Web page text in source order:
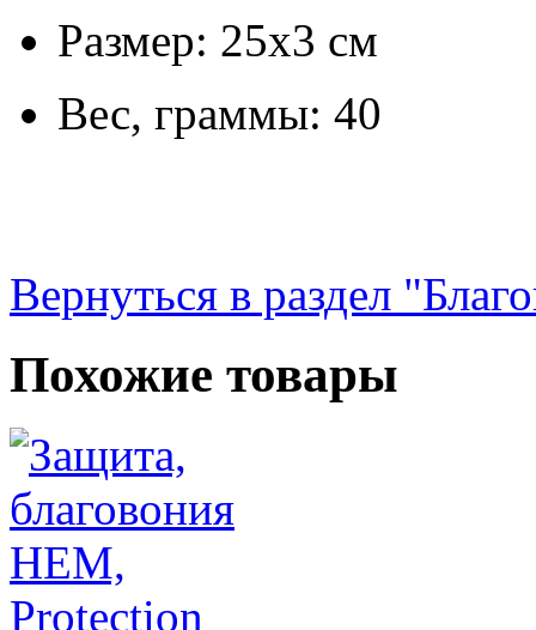
Размер: 25х3 см
Вес, граммы: 40
Вернуться в раздел
Похожие товары